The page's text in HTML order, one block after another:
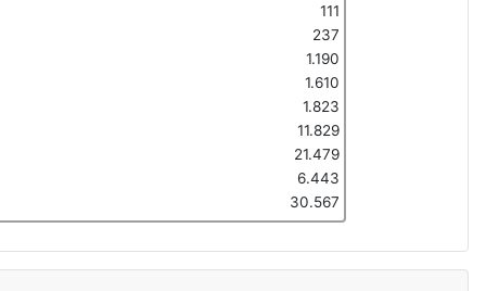
111
237
1.190
1.610
1.823
11.829
21.479
6.443
30.567